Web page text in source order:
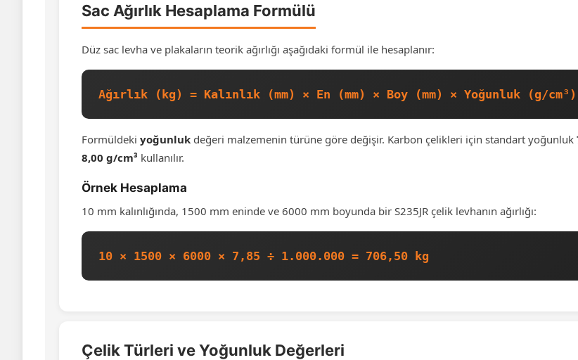
Sac Ağırlık Hesaplama Formülü
Düz sac levha ve plakaların teorik ağırlığı aşağıdaki formül ile hesaplanır:
Ağırlık (kg) = Kalınlık (mm) × En (mm) × Boy (mm) × Yoğunluk (g/
Formüldeki yoğunluk değeri malzemenin türüne göre değişir. Karbon çelikleri için standart yoğunluk
8,00 g/cm³ kullanılır.
Örnek Hesaplama
10 mm kalınlığında, 1500 mm eninde ve 6000 mm boyunda bir S235JR çelik levhanın ağırlığı:
10 × 1500 × 6000 × 7,85 ÷ 1.000.000 = 706,50 kg
Çelik Türleri ve Yoğunluk Değerleri